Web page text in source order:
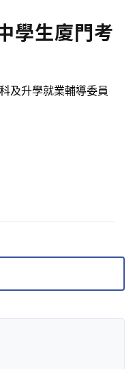
學生廈門考
及升學就業輔導委員